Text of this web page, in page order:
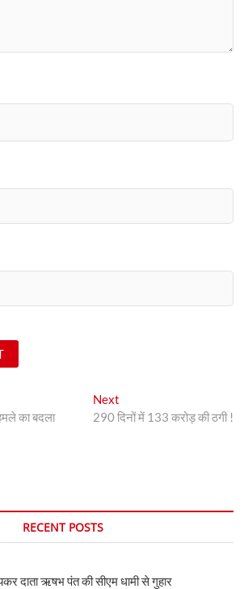
का बदला
NextNext
post:
290 दिनों में 133 करोड़ की ठगी !
RECENT POSTS
दाता ऋषभ पंत की सीएम धामी से गुहार